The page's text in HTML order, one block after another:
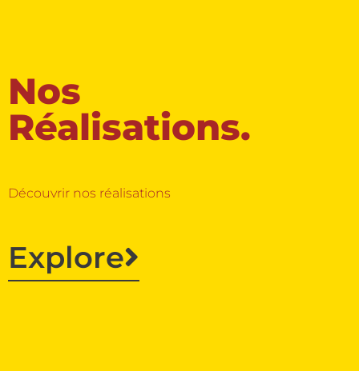
Nos
Réalisations.
Découvrir nos réalisations
Explore